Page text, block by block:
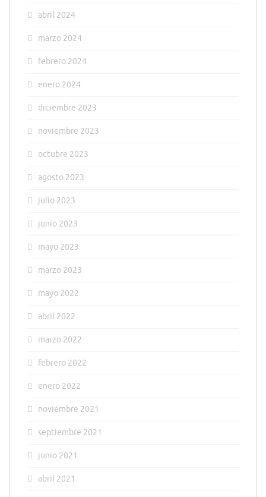
abril 2024
marzo 2024
febrero 2024
enero 2024
diciembre 2023
noviembre 2023
octubre 2023
agosto 2023
julio 2023
junio 2023
mayo 2023
marzo 2023
mayo 2022
abril 2022
marzo 2022
febrero 2022
enero 2022
noviembre 2021
septiembre 2021
junio 2021
abril 2021